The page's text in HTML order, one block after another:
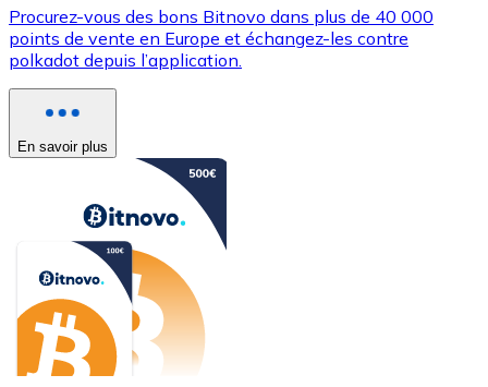
Procurez-vous des bons Bitnovo dans plus de 40 000
points de vente en Europe et échangez-les contre
polkadot depuis l’application.
En savoir plus